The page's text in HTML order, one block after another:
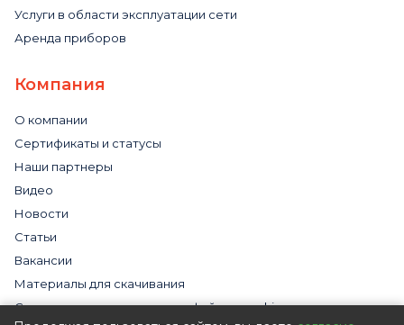
Услуги в области эксплуатации сети
Аренда приборов
Компания
О компании
Сертификаты и статусы
Наши партнеры
Видео
Новости
Статьи
Вакансии
Материалы для скачивания
Cогласие на использование файлов cookies